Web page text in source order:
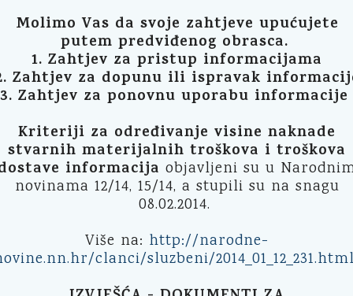
Molimo Vas da svoje zahtjeve upućujete
putem predviđenog obrasca.
1. Zahtjev za pristup informacijama
Zahtjev za dopunu ili ispravak
3. Zahtjev za ponovnu uporabu informacije
Kriteriji za određivanje visine naknade
stvarnih materijalnih troškova i troškova
informacija objavljeni su u
novinama 12/14, 15/14, a stupili su na snagu
08.02.2014.
Više na: http://narodne-
clanci/sluzbeni/